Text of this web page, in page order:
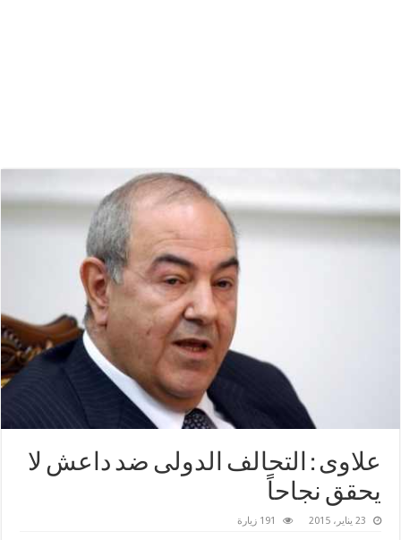
علاوى : التحالف الدولى ضد ‫‏داعش‬ لا
يحقق نجاحاً
23 يناير، 2015 191 زيارة